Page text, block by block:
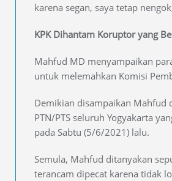
karena segan, saya tetap
KPK Dihantam Koruptor yang
Mahfud MD menyampaikan
untuk melemahkan Komisi
Demikian disampaikan Mahfud
PTN/PTS seluruh Yogyakarta
pada Sabtu (5/6/2021) lalu.
Semula, Mahfud ditanyakan
terancam dipecat karena tidak